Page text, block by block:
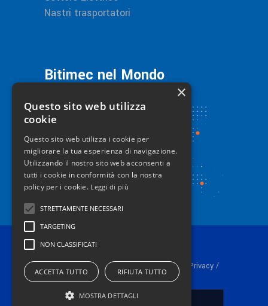
Nastri trasportatori
Bitimec nel Mondo
© 2024 Bitimec srl P.iva 01253530511 / Privacy/
Cookie Policy
×
Questo sito web utilizza
cookie
Questo sito web utilizza i cookie per
migliorare la tua esperienza di navigazione.
Utilizzando il nostro sito web acconsenti a
tutti i cookie in conformità con la nostra
policy per i cookie. Leggi di più
STRETTAMENTE NECESSARI
TARGETING
NON CLASSIFICATI
ACCETTA TUTTO RIFIUTA TUTTO
MOSTRA DETTAGLI